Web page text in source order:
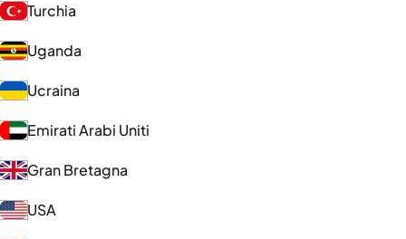
Turchia
Uganda
Ucraina
Emirati Arabi Uniti
Gran Bretagna
USA